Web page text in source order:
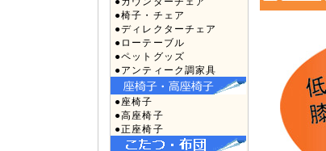
●椅子・チェア
●ディレクターチェア
●ローテーブル
●ペットグッズ
●アンティーク調家具
●座椅子
●高座椅子
●正座椅子